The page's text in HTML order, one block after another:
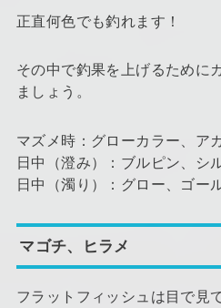
正直何色でも釣れます！
その中で釣果を上げるために
ましょう。
マズメ時：グローカラー、ア
日中（澄み）：ブルピン、シ
日中（濁り）：グロー、ゴー
マゴチ、ヒラメ
フラットフィッシュは目で見